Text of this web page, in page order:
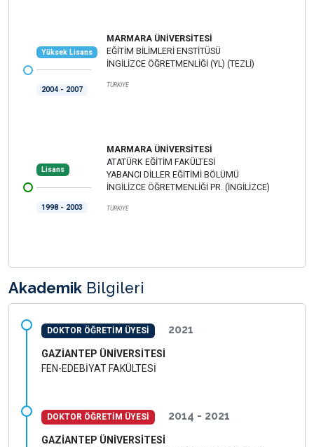
Yüksek Lisans
2004 - 2007
MARMARA ÜNİVERSİTESİ
EĞİTİM BİLİMLERİ ENSTİTÜSÜ
İNGİLİZCE ÖĞRETMENLİĞİ (YL) (TEZLİ)
TÜRKİYE
Lisans
1998 - 2003
MARMARA ÜNİVERSİTESİ
ATATÜRK EĞİTİM FAKÜLTESİ
YABANCI DİLLER EĞİTİMİ BÖLÜMÜ
İNGİLİZCE ÖĞRETMENLİĞİ PR. (İNGİLİZCE)
TÜRKİYE
Akademik Bilgileri
DOKTOR ÖĞRETİM ÜYESİ 2021
GAZİANTEP ÜNİVERSİTESİ
FEN-EDEBİYAT FAKÜLTESİ
DOKTOR ÖĞRETİM ÜYESİ 2014 - 2021
GAZİANTEP ÜNİVERSİTESİ